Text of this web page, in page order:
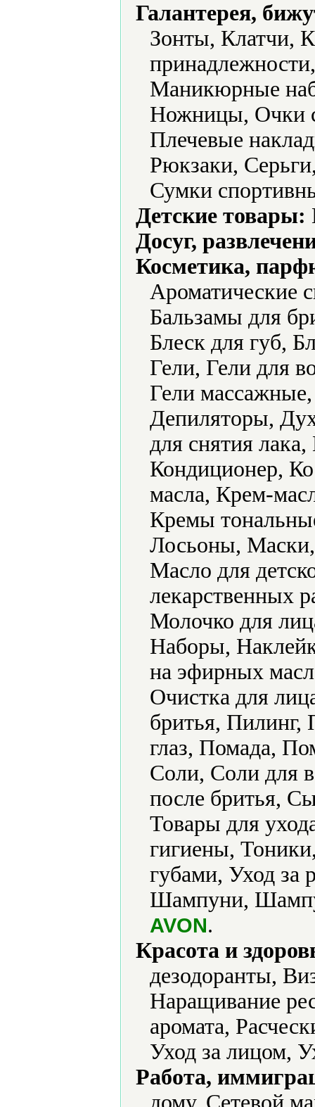
Галантерея,
Зонты, Клатчи,
Маникюрные
Ножницы, Очки
Плечевые
Рюкзаки,
Сумки
Детские товары:
Досуг,
Косметика,
Ароматические
Бальзамы для
Блеск для губ,
Гели, Гели для
Гели
Депиляторы,
для снятия
Кондиционер,
масла, Крем-
Кремы
Лосьоны,
Масло для
лекарственных
Молочко для
Наборы,
на эфирных
Очистка для
бритья, Пилинг,
глаз, Помада,
Соли, Соли для
после бритья,
Товары для
гигиены,
губами, Уход за
Шампуни,
AVON.
Красота и
дезодоранты,
Наращивание
аромата,
Уход за лицом,
Работа,